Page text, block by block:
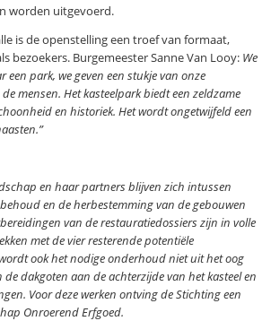
worden uitgevoerd.
is de openstelling een troef van formaat,
bezoekers. Burgemeester Sanne Van Looy: We
een park, we geven een stukje van onze
mensen. Het kasteelpark biedt een zeldzame
en historiek. Het wordt ongetwijfeld een
en haar partners blijven zich intussen
en de herbestemming van de gebouwen
van de restauratiedossiers zijn in volle
met de vier resterende potentiële
ook het nodige onderhoud niet uit het oog
dakgoten aan de achterzijde van het kasteel en
Voor deze werken ontving de Stichting een
Onroerend Erfgoed.